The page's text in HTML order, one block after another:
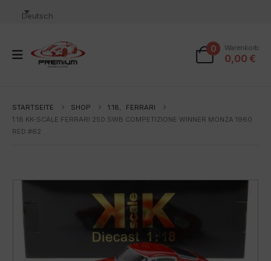
Deutsch
0 Warenkorb
0,00 €
STARTSEITE SHOP 1:18,
FERRARI
1:18 KK-SCALE FERRARI 250 SWB COMPETIZIONE WINNER MONZA 1960
RED #62